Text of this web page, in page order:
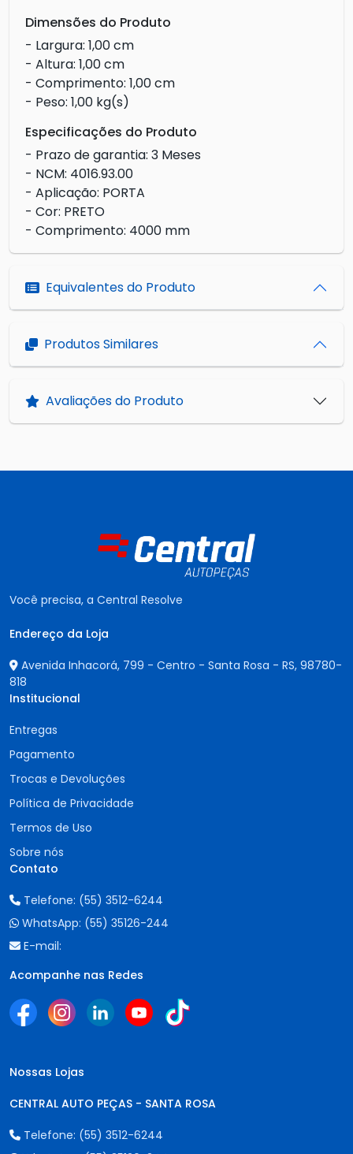
Dimensões do Produto
- Largura: 1,00 cm
- Altura: 1,00 cm
- Comprimento: 1,00 cm
- Peso: 1,00 kg(s)
Especificações do Produto
- Prazo de garantia: 3 Meses
- NCM: 4016.93.00
- Aplicação: PORTA
- Cor: PRETO
- Comprimento: 4000 mm
Equivalentes do Produto
Produtos Similares
Avaliações do Produto
Você precisa, a Central Resolve
Endereço da Loja
Avenida Inhacorá, 799 - Centro - Santa Rosa - RS, 98780-
818
Institucional
Entregas
Pagamento
Trocas e Devoluções
Política de Privacidade
Termos de Uso
Sobre nós
Contato
Telefone: (55) 3512-6244
WhatsApp: (55) 35126-244
E-mail:
Acompanhe nas Redes
Nossas Lojas
CENTRAL AUTO PEÇAS - SANTA ROSA
Telefone: (55) 3512-6244